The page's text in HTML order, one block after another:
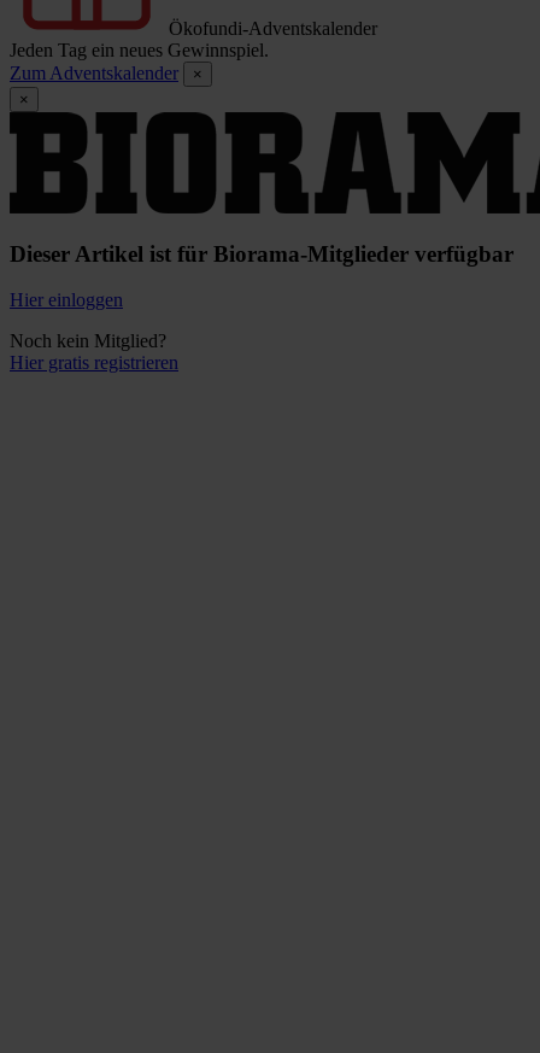
Ökofundi-Adventskalender
Jeden Tag ein neues Gewinnspiel.
Zum Adventskalender
×
×
Dieser Artikel ist für Biorama-Mitglieder verfügbar
Hier einloggen
Noch kein Mitglied?
Hier gratis registrieren